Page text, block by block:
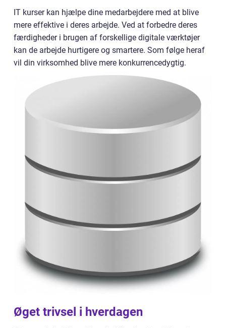
IT kurser kan hjælpe dine medarbejdere med at blive
mere effektive i deres arbejde. Ved at forbedre deres
færdigheder i brugen af forskellige digitale værktøjer
kan de arbejde hurtigere og smartere. Som følge heraf
vil din virksomhed blive mere konkurrencedygtig.
Øget trivsel i hverdagen